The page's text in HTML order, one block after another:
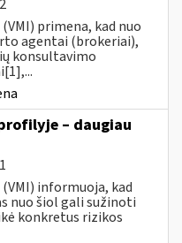
primena, kad nuo
agentai (brokeriai),
konsultavimo
– daugiau
informuoja, kad
nuo šiol gali sužinoti
konkretus rizikos